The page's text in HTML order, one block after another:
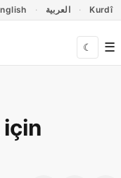
العربية Kurdî
☾ ☰
için